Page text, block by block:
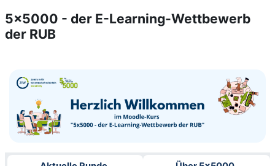
5x5000 - der E-Learning-Wettbewerb
der RUB